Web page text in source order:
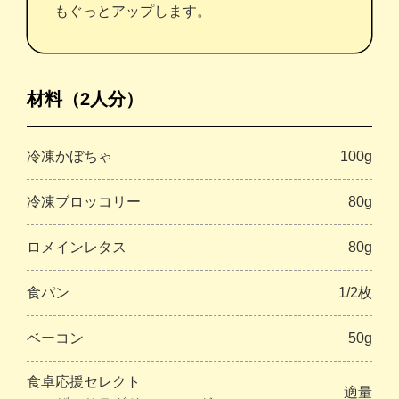
もぐっとアップします。
材料（2人分）
冷凍かぼちゃ 100g
冷凍ブロッコリー 80g
ロメインレタス 80g
食パン 1/2枚
ベーコン 50g
食卓応援セレクト
適量